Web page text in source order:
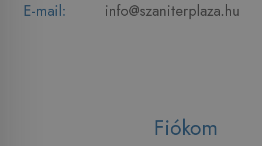
E-mail:
info@szaniterplaza.hu
Fiókom